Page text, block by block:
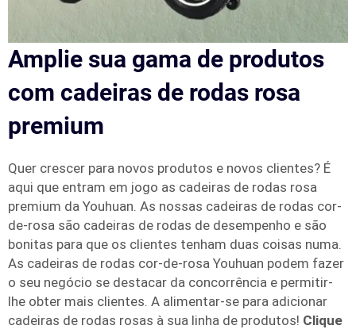
Amplie sua gama de produtos
com cadeiras de rodas rosa
premium
Quer crescer para novos produtos e novos clientes? É
aqui que entram em jogo as cadeiras de rodas rosa
premium da Youhuan. As nossas cadeiras de rodas cor-
de-rosa são cadeiras de rodas de desempenho e são
bonitas para que os clientes tenham duas coisas numa.
As cadeiras de rodas cor-de-rosa Youhuan podem fazer
o seu negócio se destacar da concorrência e permitir-
lhe obter mais clientes. A alimentar-se para adicionar
cadeiras de rodas rosas à sua linha de produtos! Clique